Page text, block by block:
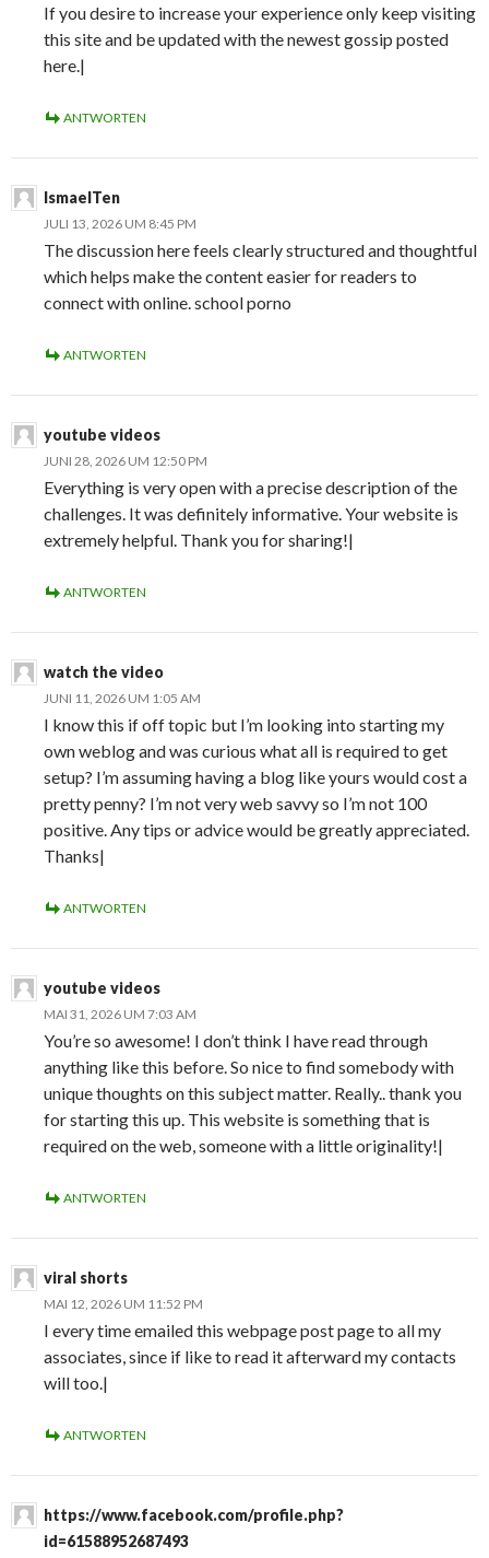
If you desire to increase your experience only keep visiting
this site and be updated with the newest gossip posted
here.|
ANTWORTEN
IsmaelTen
JULI 13, 2026 UM 8:45 PM
The discussion here feels clearly structured and thoughtful
which helps make the content easier for readers to
connect with online. school porno
ANTWORTEN
youtube videos
JUNI 28, 2026 UM 12:50 PM
Everything is very open with a precise description of the
challenges. It was definitely informative. Your website is
extremely helpful. Thank you for sharing!|
ANTWORTEN
watch the video
JUNI 11, 2026 UM 1:05 AM
I know this if off topic but I’m looking into starting my
own weblog and was curious what all is required to get
setup? I’m assuming having a blog like yours would cost a
pretty penny? I’m not very web savvy so I’m not 100
positive. Any tips or advice would be greatly appreciated.
Thanks|
ANTWORTEN
youtube videos
MAI 31, 2026 UM 7:03 AM
You’re so awesome! I don’t think I have read through
anything like this before. So nice to find somebody with
unique thoughts on this subject matter. Really.. thank you
for starting this up. This website is something that is
required on the web, someone with a little originality!|
ANTWORTEN
viral shorts
MAI 12, 2026 UM 11:52 PM
I every time emailed this webpage post page to all my
associates, since if like to read it afterward my contacts
will too.|
ANTWORTEN
https://www.facebook.com/profile.php?
id=61588952687493